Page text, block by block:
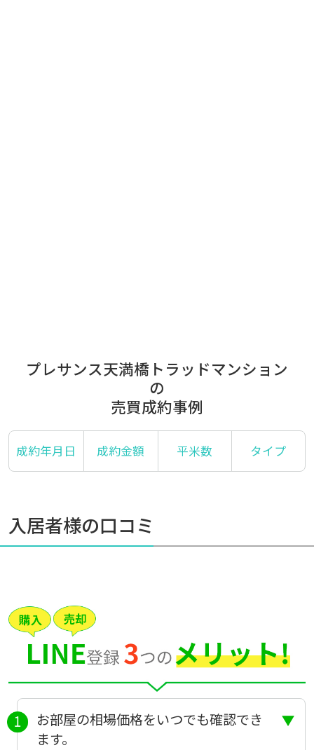
プレサンス天満橋トラッドマンション
の
売買成約事例
成約年月日 成約金額 平米数 タイプ
入居者様の口コミ
お部屋の相場価格をいつでも確認でき
ます。